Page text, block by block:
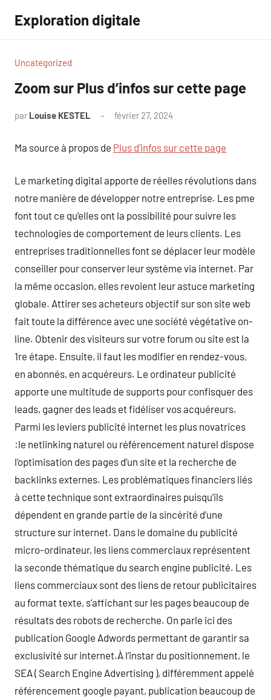
contenu
Exploration digitale
Uncategorized
Zoom sur Plus d’infos sur cette page
par Louise KESTEL février 27, 2024
Ma source à propos de Plus d’infos sur cette page
Le marketing digital apporte de réelles révolutions dans
notre manière de développer notre entreprise. Les pme
font tout ce qu’elles ont la possibilité pour suivre les
technologies de comportement de leurs clients. Les
entreprises traditionnelles font se déplacer leur modèle
conseiller pour conserver leur système via internet. Par
la même occasion, elles revoient leur astuce marketing
globale. Attirer ses acheteurs objectif sur son site web
fait toute la différence avec une société végétative on-
line. Obtenir des visiteurs sur votre forum ou site est la
1re étape. Ensuite, il faut les modifier en rendez-vous,
en abonnés, en acquéreurs. Le ordinateur publicité
apporte une multitude de supports pour confisquer des
leads, gagner des leads et fidéliser vos acquéreurs.
Parmi les leviers publicité internet les plus novatrices
:le netlinking naturel ou référencement naturel dispose
l’optimisation des pages d’un site et la recherche de
backlinks externes. Les problématiques financiers liés
à cette technique sont extraordinaires puisqu’ils
dépendent en grande partie de la sincérité d’une
structure sur internet. Dans le domaine du publicité
micro-ordinateur, les liens commerciaux représentent
la seconde thématique du search engine publicité. Les
liens commerciaux sont des liens de retour publicitaires
au format texte, s’affichant sur les pages beaucoup de
résultats des robots de recherche. On parle ici des
publication Google Adwords permettant de garantir sa
exclusivité sur internet.À l’instar du positionnement, le
SEA ( Search Engine Advertising ), différemment appelé
référencement google payant, publication beaucoup de